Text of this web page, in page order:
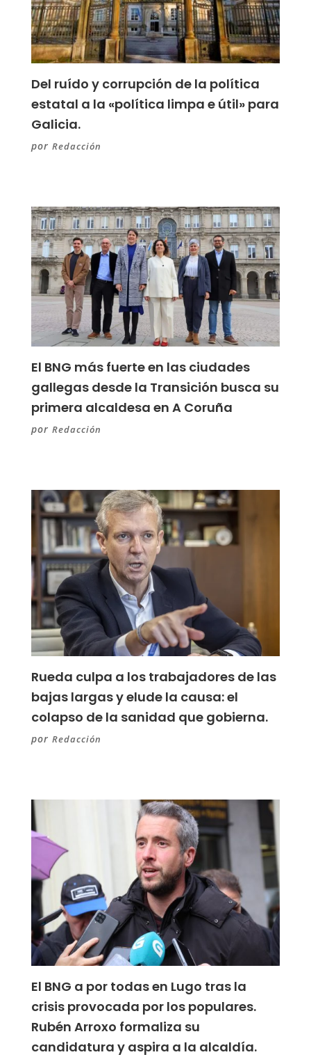
Del ruído y corrupción de la política
estatal a la «política limpa e útil» para
Galicia.
por Redacción
El BNG más fuerte en las ciudades
gallegas desde la Transición busca su
primera alcaldesa en A Coruña
por Redacción
Rueda culpa a los trabajadores de las
bajas largas y elude la causa: el
colapso de la sanidad que gobierna.
por Redacción
El BNG a por todas en Lugo tras la
crisis provocada por los populares.
Rubén Arroxo formaliza su
candidatura y aspira a la alcaldía.